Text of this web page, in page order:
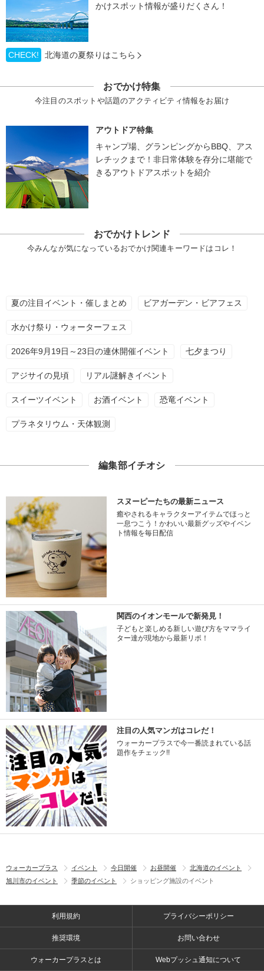
かけスポット情報が盛りだくさん！
CHECK! 北海道の夏祭りはこちら
おでかけ特集
今注目のスポットや話題のアクティビティ情報をお届け
アウトドア特集
キャンプ場、グランピングからBBQ、アス
レチックまで！非日常体験を存分に堪能で
きるアウトドアスポットを紹介
おでかけトレンド
今みんなが気になっているおでかけ関連キーワードはコレ！
夏の注目イベント・催しまとめ ビアガーデン・ビアフェス
水かけ祭り・ウォーターフェス
2026年9月19日～23日の連休開催イベント 七夕まつり
アジサイの見頃 リアル謎解きイベント
スイーツイベント お酒イベント 恐竜イベント
プラネタリウム・天体観測
編集部イチオシ
スヌーピーたちの最新ニュース
癒やされるキャラクターアイテムでほっと
一息つこう！かわいい最新グッズやイベン
ト情報を毎日配信
関西のイオンモールで新発見！
子どもと楽しめる新しい遊び方をママライ
ター達が現地から最新リポ！
注目の人気マンガはコレだ！
ウォーカープラスで今一番読まれている話
題作をチェック!!
ウォーカープラス イベント 今日開催 お昼開催
北海道のイベント
旭川市のイベント
季節のイベント ショッピング施設のイベント
利用規約 プライバシーポリシー
推奨環境 お問い合わせ
ウォーカープラスとは Webプッシュ通知について